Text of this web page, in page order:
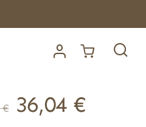
€ 36,04 €